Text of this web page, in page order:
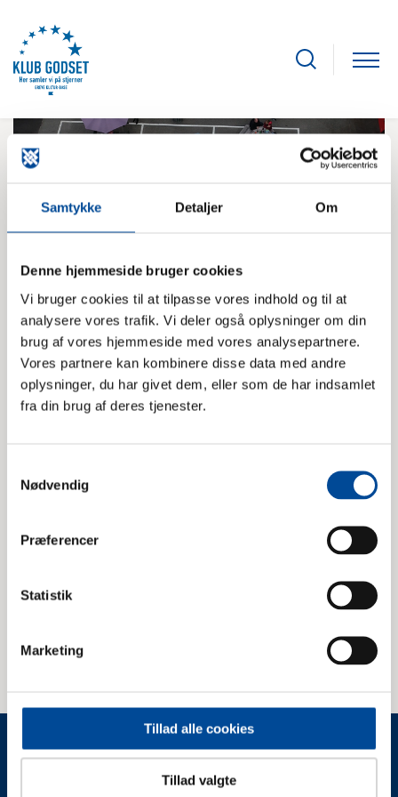
Samtykke Detaljer Om
Denne hjemmeside bruger cookies
Vi bruger cookies til at tilpasse vores indhold og til at
analysere vores trafik. Vi deler også oplysninger om din
brug af vores hjemmeside med vores analysepartnere.
Vores partnere kan kombinere disse data med andre
oplysninger, du har givet dem, eller som de har indsamlet
fra din brug af deres tjenester.
Nødvendig
Præferencer
Statistik
Marketing
Tillad alle cookies
Tillad valgte
Ind- og udmeldelse af klub sker digitalt. Se
linket nederst
Udmeldelsen af klub sker med en måneds
varsel. Der kan udmeldes den 15. samt den
Digital pladsanvisning